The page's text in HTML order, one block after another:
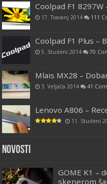
Coolpad F1
17. Travanj 2014 111
Coolpad F1 Plus –
5. Studeni 2014 70
Mlais MX28 –
3. Veljača 2014 41
Lenovo A806 –
11. Studeni
Novosti
GOME K1 –
skenerom